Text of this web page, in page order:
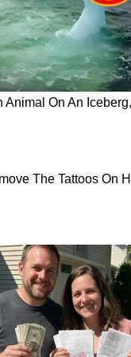
ആസ്തികൾ
ഏത്
പൊലീസ്